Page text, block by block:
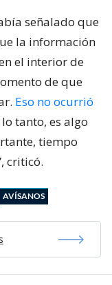
señalado que
la información
el interior de
de que
Eso no ocurrió
tanto, es algo
tiempo
criticó.
AVÍSANOS